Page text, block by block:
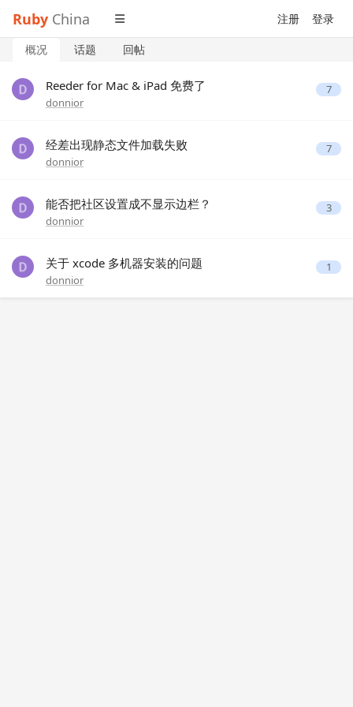
Ruby China 注册 登录
概况 话题 回帖
Reeder for Mac & iPad 免费了
donnior
7
经差出现静态文件加载失败
donnior
7
能否把社区设置成不显示边栏？
donnior
3
关于 xcode 多机器安装的问题
donnior
1